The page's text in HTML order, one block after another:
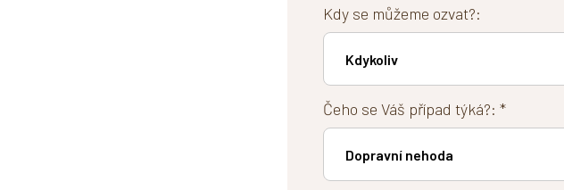
Kdy se můžeme ozvat?:
Čeho se Váš případ týká?: *